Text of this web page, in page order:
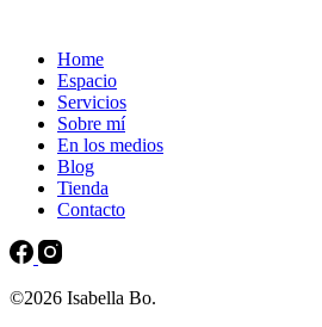
Home
Espacio
Servicios
Sobre mí
En los medios
Blog
Tienda
Contacto
©2026 Isabella Bo.